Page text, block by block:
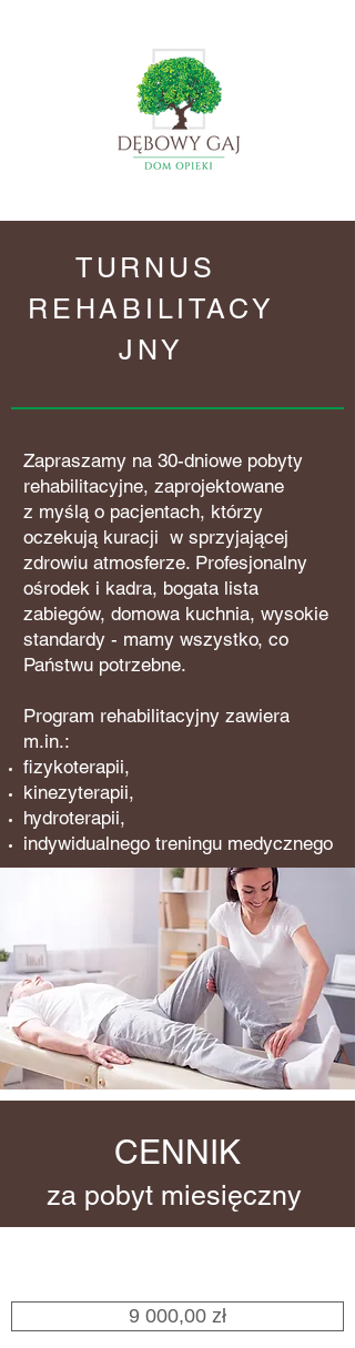
TURNUS
REHABILITACY
JNY
Zapraszamy na 30-dniowe pobyty
rehabilitacyjne, zaprojektowane
z myślą o pacjentach, którzy
oczekują kuracji w sprzyjającej
zdrowiu atmosferze. Profesjonalny
ośrodek i kadra, bogata lista
zabiegów, domowa kuchnia, wysokie
standardy - mamy wszystko, co
Państwu potrzebne.
Program rehabilitacyjny zawiera
m.in.:
fizykoterapii,
kinezyterapii,
hydroterapii,
indywidualnego treningu medycznego
CENNIK
za pobyt miesięczny
9 000,00 zł